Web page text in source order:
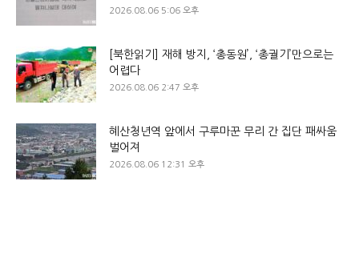
2026.08.06 5:06 오후
[북한읽기] 재해 방지, ‘총동원’, ‘총궐기’만으로는
어렵다
2026.08.06 2:47 오후
혜산청년역 앞에서 구루마꾼 무리 간 집단 패싸움
벌어져
2026.08.06 12:31 오후